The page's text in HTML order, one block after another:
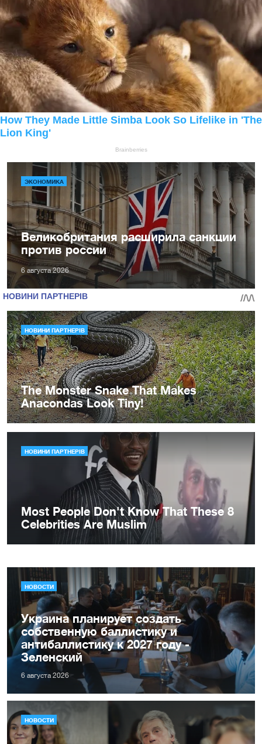
ЭКОНОМИКА
Великобритания расширила санкции
против россии
6 августа 2026
НОВОСТИ
Украина планирует создать
собственную баллистику и
антибаллистику к 2027 году -
Зеленский
6 августа 2026
НОВОСТИ